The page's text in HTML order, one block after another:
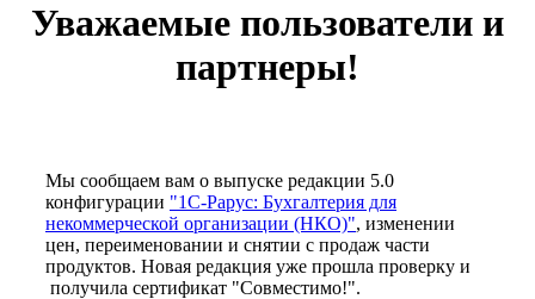
Уважаемые пользователи и
партнеры!
Мы сообщаем вам о выпуске редакции 5.0
конфигурации "1С-Рарус: Бухгалтерия для
некоммерческой организации (НКО)", изменении
цен, переименовании и снятии с продаж части
продуктов. Новая редакция уже прошла проверку и
получила сертификат "Совместимо!".